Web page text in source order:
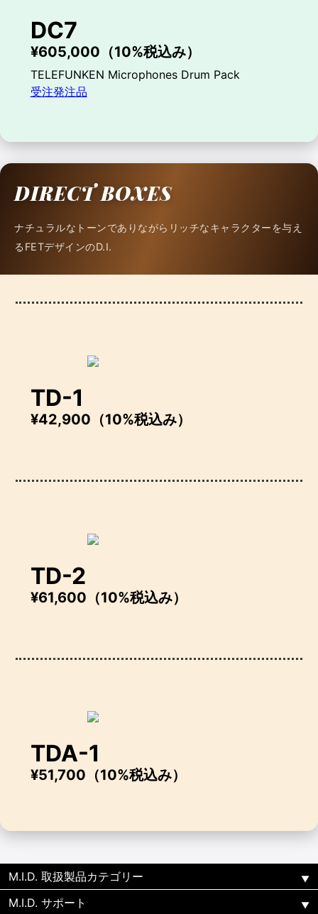
DC7
¥605,000（10%税込み）
TELEFUNKEN Microphones Drum Pack
受注発注品
DIRECT BOXES
ナチュラルなトーンでありながらリッチなキャラクターを与え
るFETデザインのD.I.
TD-1
¥42,900（10%税込み）
TD-2
¥61,600（10%税込み）
TDA-1
¥51,700（10%税込み）
M.I.D. 取扱製品カテゴリー
M.I.D. サポート